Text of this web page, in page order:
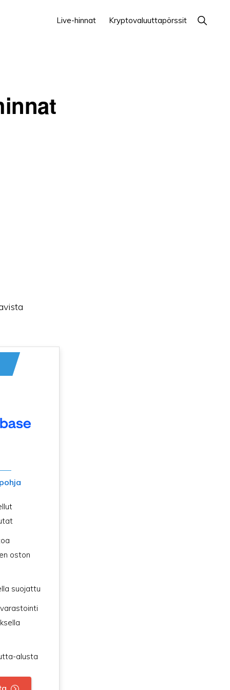
Live-hinnat Kryptovaluuttapörssit Näytä
haku
oston
suojattu
alusta